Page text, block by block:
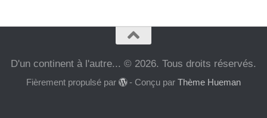
D'un continent à l'autre... © 2026. Tous droits réservés.
Fièrement propulsé par - Conçu parThème Hueman